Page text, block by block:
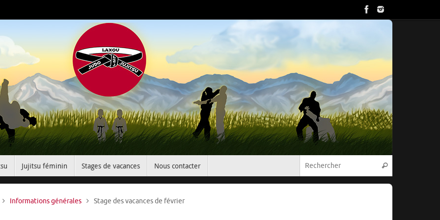
Jujitsu féminin Stages de vacances Nous contacter Rechercher
Accueil
Informations générales Stage des vacances de février